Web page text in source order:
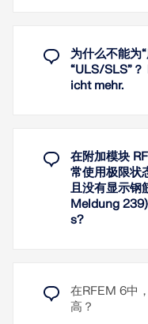
有效刚度计算 有限
根据 RFEM 中在正
序将钢筋混凝土截
在确定有效刚度时
近似方法未考虑超
如，不计算四面受
须单独考虑）。 总
使用有限元
了解更多
借助“混凝土基础”
进行基础设计。
抗滑
升力
偏心荷载
弯曲计算
配筋规则（最小
为什么不能为
“ULS/SLS”
icht mehr.
在附加模块
常使用极限状
且没有显示钢
Meldung
s?
在RFEM 6中
高？